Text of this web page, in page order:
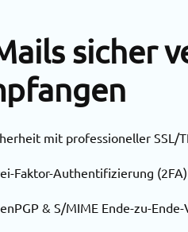
sicher
mit professioneller SSL/
Faktor-Authentifizierung (2FA)
& S/MIME Ende-zu-